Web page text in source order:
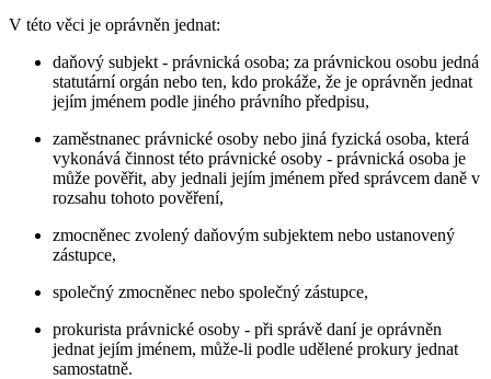
V této věci je oprávněn jednat:
daňový subjekt - právnická osoba; za právnickou osobu jedná
statutární orgán nebo ten, kdo prokáže, že je oprávněn jednat
jejím jménem podle jiného právního předpisu,
zaměstnanec právnické osoby nebo jiná fyzická osoba, která
vykonává činnost této právnické osoby - právnická osoba je
může pověřit, aby jednali jejím jménem před správcem daně v
rozsahu tohoto pověření,
zmocněnec zvolený daňovým subjektem nebo ustanovený
zástupce,
společný zmocněnec nebo společný zástupce,
prokurista právnické osoby - při správě daní je oprávněn
jednat jejím jménem, může-li podle udělené prokury jednat
samostatně.